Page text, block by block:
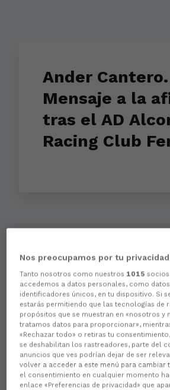
Ander Cantero.
Mensaje a la
tras el AD
Racing Club
Nos preocupamos por tu privacidad
Tanto nosotros como nuestros 1015
accedemos a datos personales, como
identificadores únicos, en tu dispositivo. Si
estarás permitiendo que las tecnologías de
propósitos que se muestran en «nosotros y
tratamos datos para proporcionar»,
«Rechazar todo» o retiras tu
se deshabilitan los rastreadores, parte del
anuncios que ves podrían dejar de ser
volver a acceder a este menú para cambiar
el consentimiento en cualquier momento
enlace «Preferencias de privacidad» que